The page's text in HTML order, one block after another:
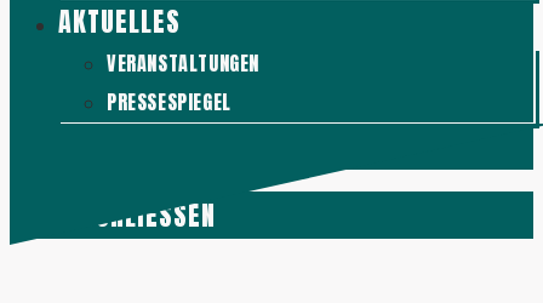
AKTUELLES
VERANSTALTUNGEN
PRESSESPIEGEL
SCHLIESSEN